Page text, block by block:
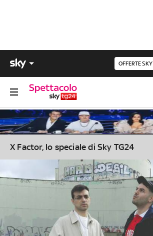
OFFERTE SKY
X Factor, lo speciale di Sky TG24